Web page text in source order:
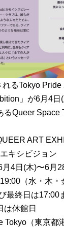
るTokyo
」が6月4日
るQueer Space
ART
キシビジョン
4日(木)〜6月
（水・木・
最終日は17:00
は休館日
Tokyo（東京都